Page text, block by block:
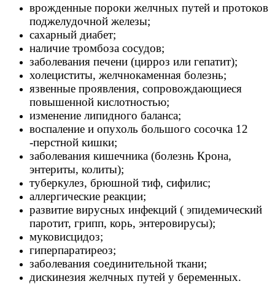
врожденные пороки желчных путей и протоков
поджелудочной железы;
сахарный диабет;
наличие тромбоза сосудов;
заболевания печени (цирроз или гепатит);
холециститы, желчнокаменная болезнь;
язвенные проявления, сопровождающиеся
повышенной кислотностью;
изменение липидного баланса;
воспаление и опухоль большого сосочка 12
-перстной кишки;
заболевания кишечника (болезнь Крона,
энтериты, колиты);
туберкулез, брюшной тиф, сифилис;
аллергические реакции;
развитие вирусных инфекций ( эпидемический
паротит, грипп, корь, энтеровирусы);
муковисцидоз;
гиперпаратиреоз;
заболевания соединительной ткани;
дискинезия желчных путей у беременных.